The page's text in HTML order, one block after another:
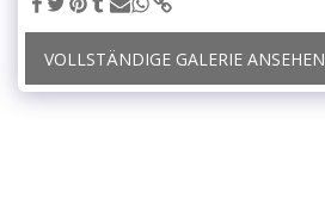
VOLLSTÄNDIGE GALERIE ANSEHEN